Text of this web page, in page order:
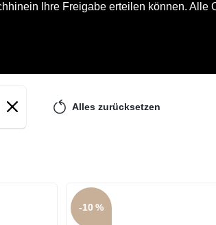
Ihre Freigabe erteilen können. Alle
Alles zurücksetzen
-10 %